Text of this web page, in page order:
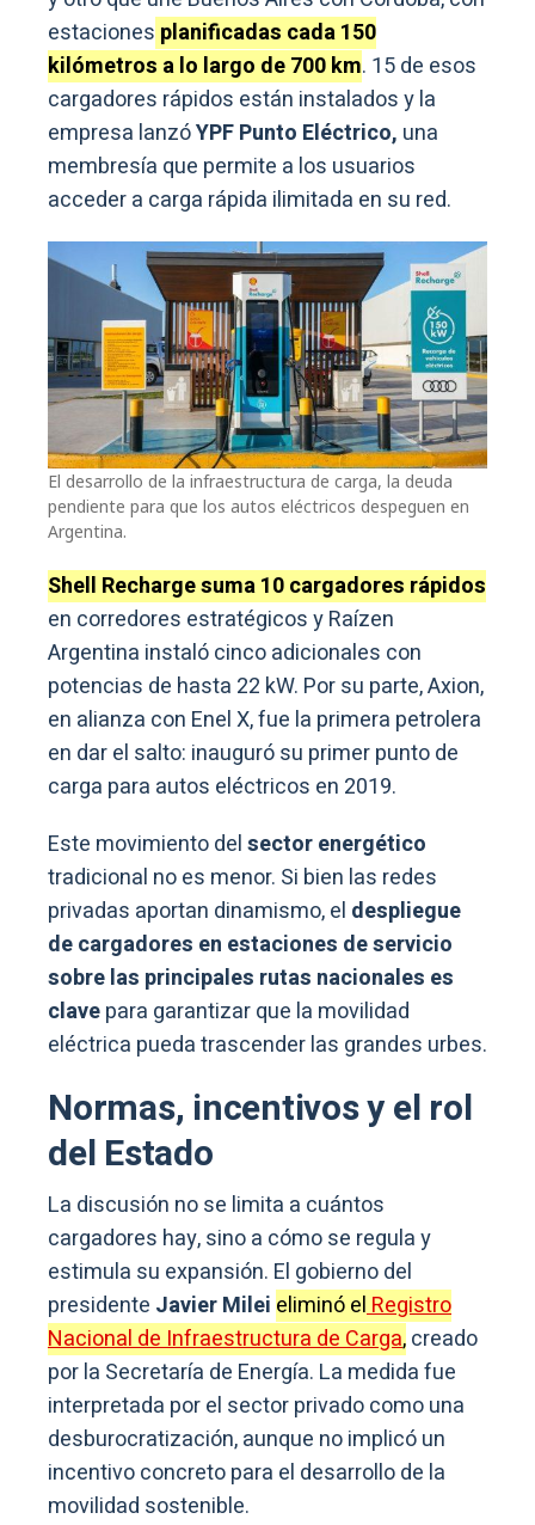
estaciones planificadas cada 150
kilómetros a lo largo de 700 km. 15 de esos
cargadores rápidos están instalados y la
empresa lanzóYPF Punto Eléctrico, una
membresía que permite a los usuarios
acceder a carga rápida ilimitada en su red.
El desarrollo de la infraestructura de carga, la deuda
pendiente para que los autos eléctricos despeguen en
Argentina.
Shell Recharge suma 10 cargadores rápidos
en corredores estratégicos y Raízen
Argentina instaló cinco adicionales con
potencias de hasta 22 kW. Por su parte, Axion,
en alianza con Enel X, fue la primera petrolera
en dar el salto: inauguró su primer punto de
carga para autos eléctricos en 2019.
Este movimiento delsector energético
tradicional no es menor. Si bien las redes
privadas aportan dinamismo, el despliegue
de cargadores en estaciones de servicio
sobre las principales rutas nacionales es
clavepara garantizar que la movilidad
eléctrica pueda trascender las grandes urbes.
Normas, incentivos y el rol
del Estado
La discusión no se limita a cuántos
cargadores hay, sino a cómo se regula y
estimula su expansión. El gobierno del
presidente Javier Milei eliminó elRegistro
Nacional de Infraestructura de Carga,creado
por la Secretaría de Energía. La medida fue
interpretada por el sector privado como una
desburocratización, aunque no implicó un
incentivo concreto para el desarrollo de la
movilidad sostenible.